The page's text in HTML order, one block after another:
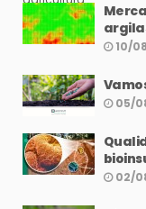
10/
05/
02/